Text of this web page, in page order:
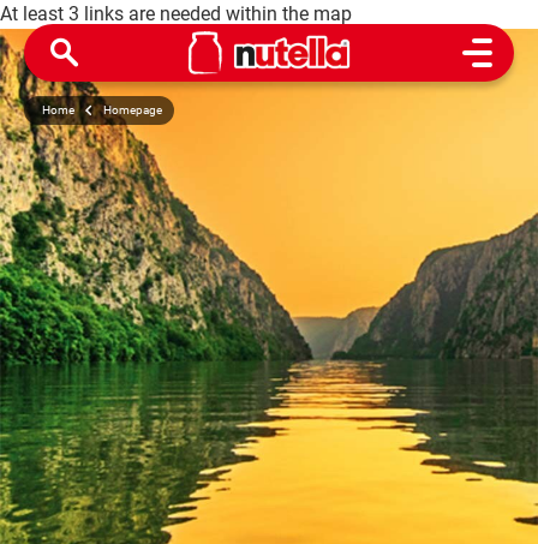
Open
Home Homepage
At least 3 links are needed within the map